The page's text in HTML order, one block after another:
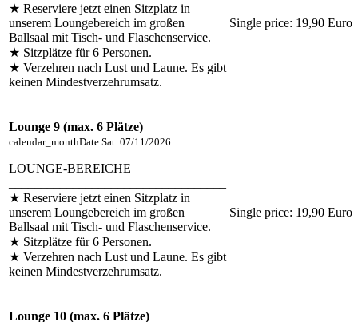
★ Reserviere jetzt einen Sitzplatz in
unserem Loungebereich im großen
Ballsaal mit Tisch- und Flaschenservice.
★ Sitzplätze für 6 Personen.
★ Verzehren nach Lust und Laune. Es gibt
keinen Mindestverzehrumsatz.
Single price: 19,90 Euro
Lounge 9 (max. 6 Plätze)
calendar_monthDate Sat. 07/11/2026
LOUNGE-BEREICHE
★ Reserviere jetzt einen Sitzplatz in
unserem Loungebereich im großen
Ballsaal mit Tisch- und Flaschenservice.
★ Sitzplätze für 6 Personen.
★ Verzehren nach Lust und Laune. Es gibt
keinen Mindestverzehrumsatz.
Single price: 19,90 Euro
Lounge 10 (max. 6 Plätze)